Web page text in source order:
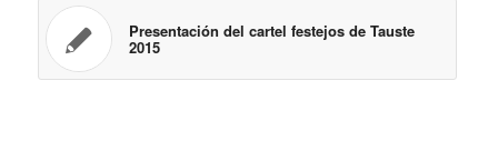
Presentación del cartel festejos de Tauste
2015